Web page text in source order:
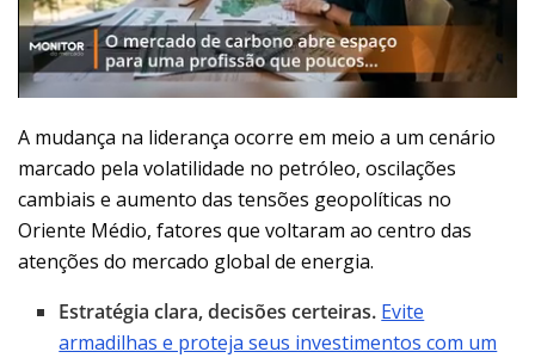
A mudança na liderança ocorre em meio a um cenário
marcado pela volatilidade no petróleo, oscilações
cambiais e aumento das tensões geopolíticas no
Oriente Médio, fatores que voltaram ao centro das
atenções do mercado global de energia.
Estratégia clara, decisões certeiras. Evite
armadilhas e proteja seus investimentos com um